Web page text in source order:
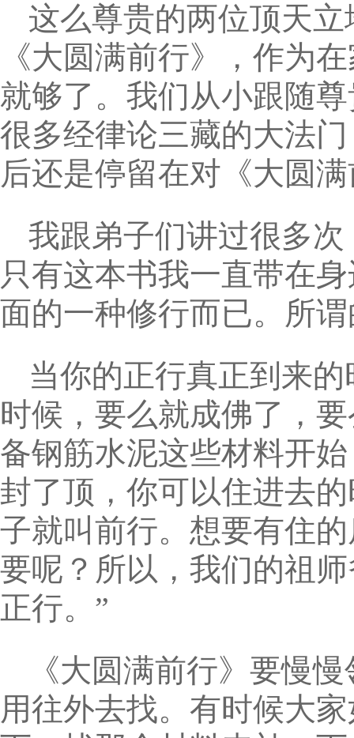
这么尊贵的两位顶天
《大圆满前行》，作为
就够了。我们从小跟随
很多经律论三藏的大法
后还是停留在对《大圆
我跟弟子们讲过很多
只有这本书我一直带在
面的一种修行而已。所
当你的正行真正到来
时候，要么就成佛了，
备钢筋水泥这些材料开
封了顶，你可以住进去
子就叫前行。想要有住
要呢？所以，我们的祖
正行。”
《大圆满前行》要慢
用往外去找。有时候大